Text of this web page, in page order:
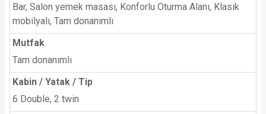
Bar, Salon yemek masası, Konforlu Oturma Alanı, Klasik
mobilyalı, Tam donanımlı
Mutfak
Tam donanımlı
Kabin / Yatak / Tip
6 Double, 2 twin